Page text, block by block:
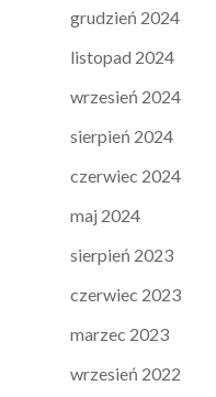
grudzień 2024
listopad 2024
wrzesień 2024
sierpień 2024
czerwiec 2024
maj 2024
sierpień 2023
czerwiec 2023
marzec 2023
wrzesień 2022